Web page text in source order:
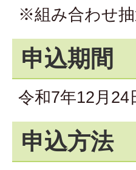
※組み合わせ
申込期間
令和7年12月24
申込方法